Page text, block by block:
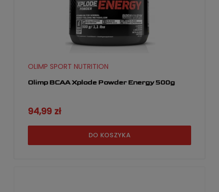
Olimp BCAA Xplode Powder Energy 500g
OLIMP SPORT NUTRITION
94,99 zł
DO KOSZYKA